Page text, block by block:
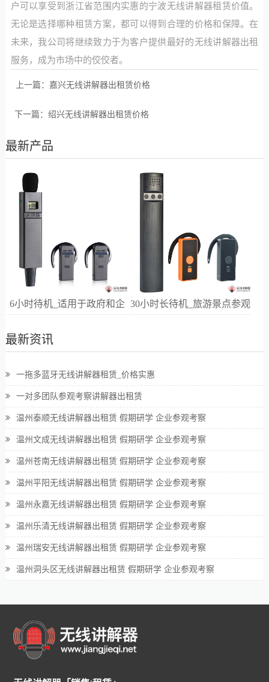
户可以享受到浙江省范围内实惠的宁波无线讲解器租赁价值。
无论是选择哪种租赁方案，都可以得到合理的价格和保障。在
未来，我公司将继续致力于为客户提供最好的无线讲解器出租
服务，成为市场中的佼佼者。
上一篇： 嘉兴无线讲解器出租赁价格
下一篇： 绍兴无线讲解器出租赁价格
最新产品
6小时待机_适用于政府和企 30小时长待机_旅游景点参观
最新资讯
一拖多蓝牙无线讲解器租赁_价格实惠
一对多团队参观考察讲解器出租赁
温州泰顺无线讲解器出租赁 假期研学 企业参观考察
温州文成无线讲解器出租赁 假期研学 企业参观考察
温州苍南无线讲解器出租赁 假期研学 企业参观考察
温州平阳无线讲解器出租赁 假期研学 企业参观考察
温州永嘉无线讲解器出租赁 假期研学 企业参观考察
温州乐清无线讲解器出租赁 假期研学 企业参观考察
温州瑞安无线讲解器出租赁 假期研学 企业参观考察
温州洞头区无线讲解器出租赁 假期研学 企业参观考察